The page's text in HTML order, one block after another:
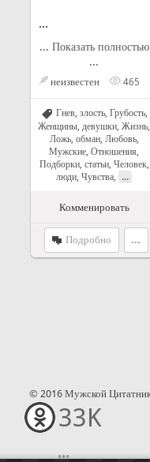
...
... Показать полностью
...
неизвестен 465
Гнев, злость, Грубость,
Женщины, девушки Жизнь
Ложь, обман, Любовь,
Мужские Отношения
Подборки, статьи, Человек,
люди Чувства ...
Комменировать
Подробно ...
© 2016 Мужской
33K
•••